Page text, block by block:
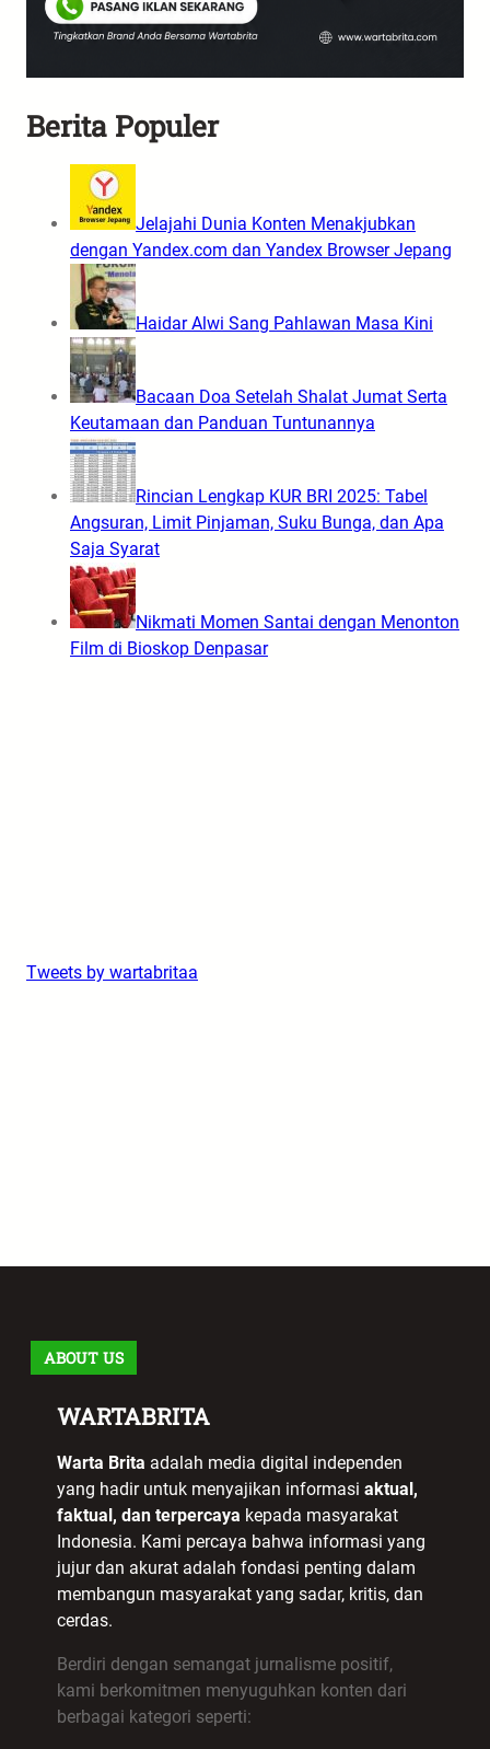
Berita Populer
Jelajahi Dunia Konten Menakjubkan
dengan Yandex.com dan Yandex Browser Jepang
Haidar Alwi Sang Pahlawan Masa Kini
Bacaan Doa Setelah Shalat Jumat Serta
Keutamaan dan Panduan Tuntunannya
Rincian Lengkap KUR BRI 2025: Tabel
Angsuran, Limit Pinjaman, Suku Bunga, dan Apa
Saja Syarat
Nikmati Momen Santai dengan Menonton
Film di Bioskop Denpasar
Tweets by wartabritaa
ABOUT US
WARTABRITA
Warta Brita adalah media digital independen
yang hadir untuk menyajikan informasi aktual,
faktual, dan terpercaya kepada masyarakat
Indonesia. Kami percaya bahwa informasi yang
jujur dan akurat adalah fondasi penting dalam
membangun masyarakat yang sadar, kritis, dan
cerdas.
Berdiri dengan semangat jurnalisme positif,
kami berkomitmen menyuguhkan konten dari
berbagai kategori seperti: